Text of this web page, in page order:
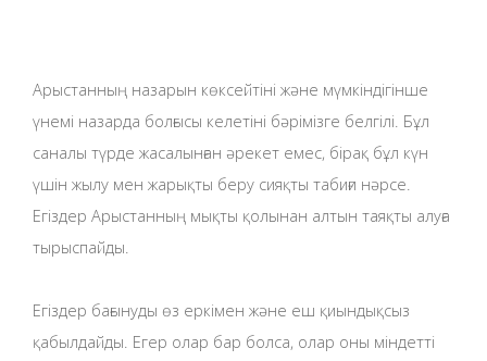
Арыстанның назарын көксейтіні және мүмкіндігінше
үнемі назарда болғысы келетіні бәрімізге белгілі. Бұл
саналы түрде жасалынған әрекет емес, бірақ бұл күн
үшін жылу мен жарықты беру сияқты табиғи нәрсе.
Егіздер Арыстанның мықты қолынан алтын таяқты алуға
тырыспайды.
Егіздер бағынуды өз еркімен және еш қиындықсыз
қабылдайды. Егер олар бар болса, олар оны міндетті